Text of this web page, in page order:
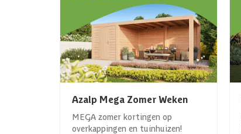
Azalp Mega Zomer Weken
MEGA zomer kortingen op
overkappingen en tuinhuizen!